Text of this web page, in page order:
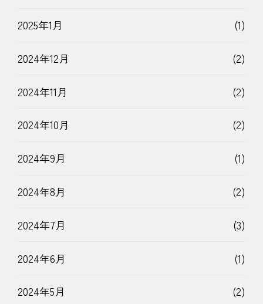
2025年1月 (1)
2024年12月 (2)
2024年11月 (2)
2024年10月 (2)
2024年9月 (1)
2024年8月 (2)
2024年7月 (3)
2024年6月 (1)
2024年5月 (2)